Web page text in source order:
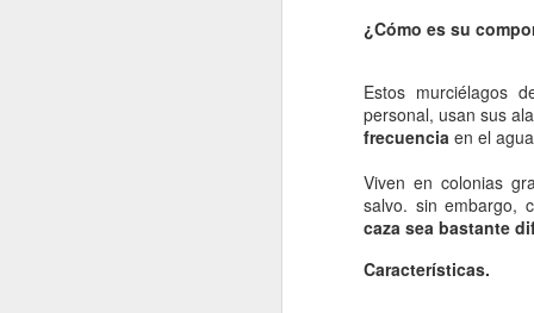
¿Cómo es su
Estos murciélagos
personal, usan sus
frecuencia en el
Viven en colonias
salvo. sin embargo,
caza sea bastante
Características.
consecuencia una severa
medioambiental. La mejor defensa
del medio ambiente es el que
proporciona una normativa que
rigen el funcionamiento de la